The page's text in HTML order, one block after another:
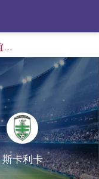
球会友谊直播
斯卡利卡